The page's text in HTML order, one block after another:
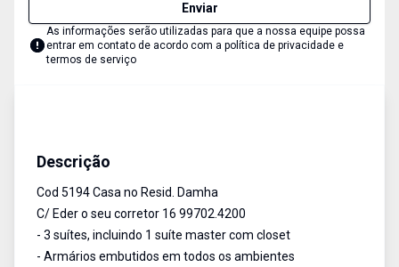
Enviar
As informações serão utilizadas para que a nossa equipe possa
entrar em contato de acordo com a política de privacidade e
termos de serviço
Descrição
Cod 5194 Casa no Resid. Damha
C/ Eder o seu corretor 16 99702.4200
- 3 suítes, incluindo 1 suíte master com closet
- Armários embutidos em todos os ambientes